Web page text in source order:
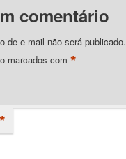
comentário
de e-mail não será publicado.
marcados com*
*